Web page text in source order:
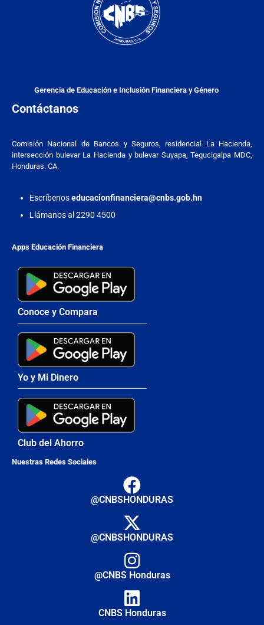
Gerencia de Educación e Inclusión Financiera y Género
Contáctanos
Comisión Nacional de Bancos y Seguros, residencial La Hacienda,
intersección bulevar La Hacienda y bulevar Suyapa, Tegucigalpa MDC,
Honduras. CA.
Escríbenoseducacionfinanciera@cnbs.gob.hn
Llámanos al 2290 4500
Apps Educación Financiera
Conoce y Compara
Yo y Mi Dinero
Club del Ahorro
Nuestras Redes Sociales
@CNBSHONDURAS
@CNBSHONDURAS
@CNBS Honduras
CNBS Honduras